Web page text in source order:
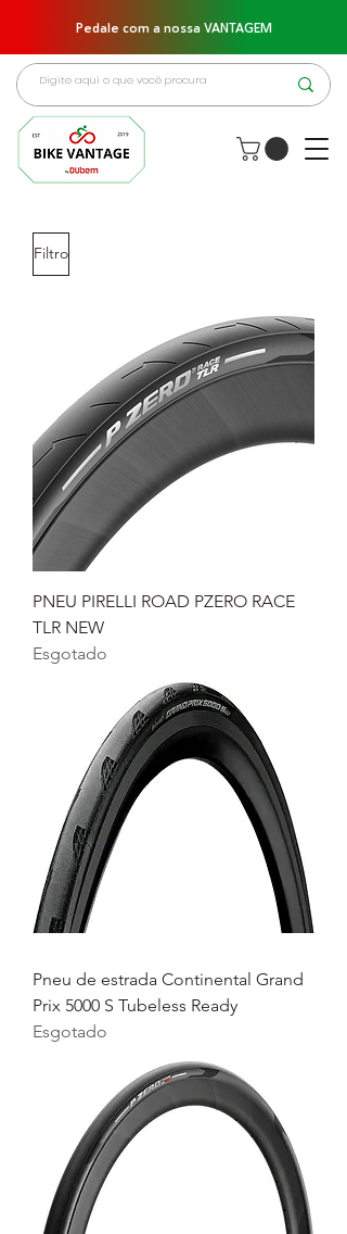
Pedale com a nossa VANTAGEM
Filtro
PNEU PIRELLI ROAD PZERO RACE
TLR NEW
Esgotado
Pneu de estrada Continental Grand
Prix 5000 S Tubeless Ready
Esgotado